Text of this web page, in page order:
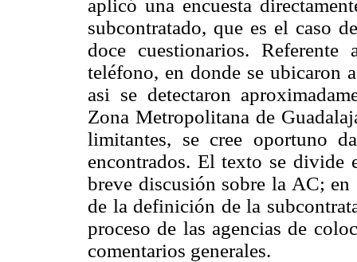
aplicó una encuesta
subcontratado, que es el caso
doce cuestionarios.
teléfono, en donde se ubicaron
asi se detectaron
Zona Metropolitana de
limitantes, se cree oportuno
encontrados. El texto se divide
breve discusión sobre la AC; en
de la definición de la
proceso de las agencias de
comentarios generales.